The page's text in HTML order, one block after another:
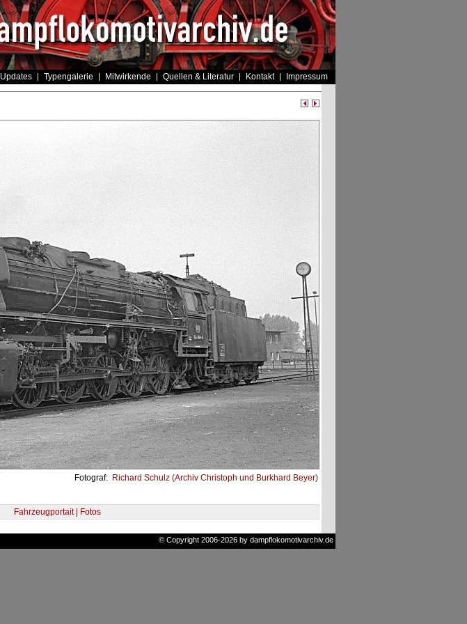
Updates Typengalerie Mitwirkende Quellen & Literatur Kontakt Impressum
Fotograf: Richard Schulz (Archiv Christoph und Burkhard Beyer)
Fahrzeugportait | Fotos
© Copyright 2006-2026 by dampflokomotivarchiv.de